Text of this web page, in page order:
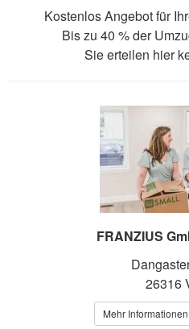
Kostenlos Angebot für
Bis zu 40 % der
Sie erteilen hier
FRANZIUS
26316
Mehr